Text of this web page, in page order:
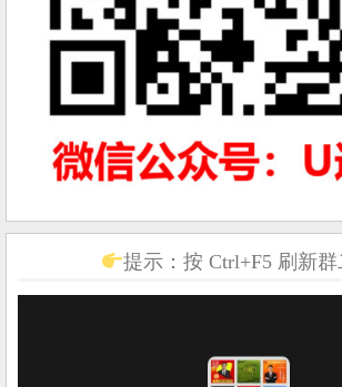
提示：按 Ctrl+F5 刷新